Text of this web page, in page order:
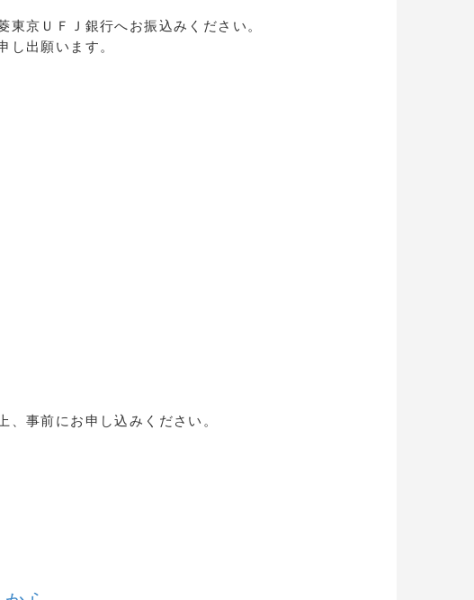
京ＵＦＪ銀行へお振込みください。
し出願います。
事前にお申し込みください。